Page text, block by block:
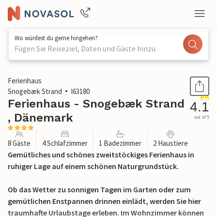
Wo würdest du gerne hingehen?
Fügen Sie Reiseziel, Daten und Gäste hinzu
1 / 31
Ferienhaus
Snogebæk Strand
I63180
Ferienhaus - Snogebæk Strand
, Dänemark
4.1
out of 5
8 Gäste 4 Schlafzimmer 1 Badezimmer 2 Haustiere
Gemütliches und schönes zweitstöckiges Ferienhaus in
ruhiger Lage auf einem schönen Naturgrundstück.
Ob das Wetter zu sonnigen Tagen im Garten oder zum
gemütlichen Enstpannen drinnen einlädt, werden Sie hier
traumhafte Urlaubstage erleben. Im Wohnzimmer können